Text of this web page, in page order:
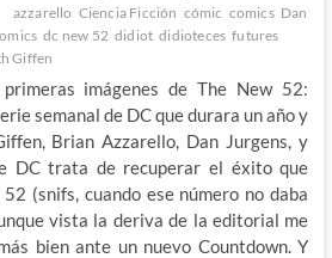
azzarello Ciencia Ficción cómic comics Dan
dc new 52 didiot didioteces futures
Giffen
imágenes de The New 52:
semanal de DC que durara un año y
Brian Azzarello, Dan Jurgens, y
DC trata de recuperar el éxito que
(snifs, cuando ese número no daba
vista la deriva de la editorial me
bien ante un nuevo Countdown. Y